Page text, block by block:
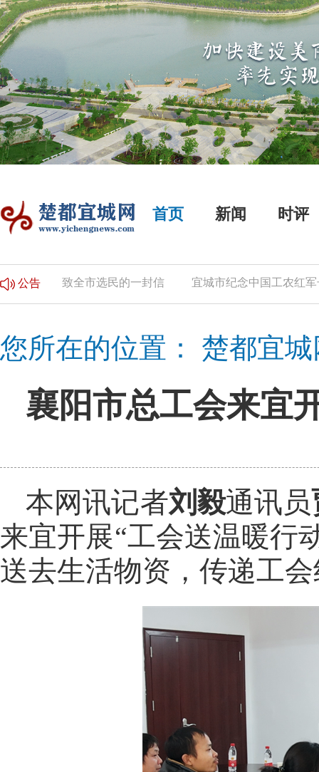
首页 新闻 时评
公告
告 致全市选民的一封信 宜城市纪念中国工农红军长
您所在的位置： 楚都宜城
襄阳市总工会来宜
本网讯记者刘毅通讯员
来宜开展“工会送温暖行
送去生活物资，传递工